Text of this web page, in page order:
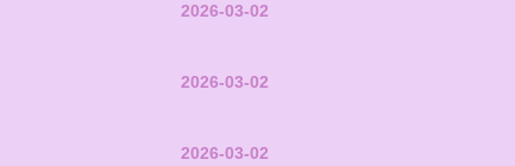
2026-03-02
2026-03-02
2026-03-02